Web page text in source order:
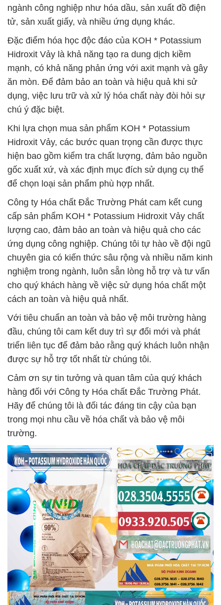
ngành công nghiệp như hóa dầu, sản xuất đồ điện
tử, sản xuất giấy, và nhiều ứng dụng khác.
Đặc điểm hóa học độc đáo của KOH * Potassium
Hidroxit Vảy là khả năng tạo ra dung dịch kiềm
mạnh, có khả năng phản ứng với axit mạnh và gây
ăn mòn. Để đảm bảo an toàn và hiệu quả khi sử
dụng, việc lưu trữ và xử lý hóa chất này đòi hỏi sự
chú ý đặc biệt.
Khi lựa chọn mua sản phẩm KOH * Potassium
Hidroxit Vảy, các bước quan trọng cần được thực
hiện bao gồm kiểm tra chất lượng, đảm bảo nguồn
gốc xuất xứ, và xác định mục đích sử dụng cụ thể
để chọn loại sản phẩm phù hợp nhất.
Công ty Hóa chất Đắc Trường Phát cam kết cung
cấp sản phẩm KOH * Potassium Hidroxit Vảy chất
lượng cao, đảm bảo an toàn và hiệu quả cho các
ứng dụng công nghiệp. Chúng tôi tự hào về đội ngũ
chuyên gia có kiến thức sâu rộng và nhiều năm kinh
nghiệm trong ngành, luôn sẵn lòng hỗ trợ và tư vấn
cho quý khách hàng về việc sử dụng hóa chất một
cách an toàn và hiệu quả nhất.
Với tiêu chuẩn an toàn và bảo vệ môi trường hàng
đầu, chúng tôi cam kết duy trì sự đổi mới và phát
triển liên tục để đảm bảo rằng quý khách luôn nhận
được sự hỗ trợ tốt nhất từ chúng tôi.
Cảm ơn sự tin tưởng và quan tâm của quý khách
hàng đối với Công ty Hóa chất Đắc Trường Phát.
Hãy để chúng tôi là đối tác đáng tin cậy của bạn
trong mọi nhu cầu về hóa chất và bảo vệ môi
trường.